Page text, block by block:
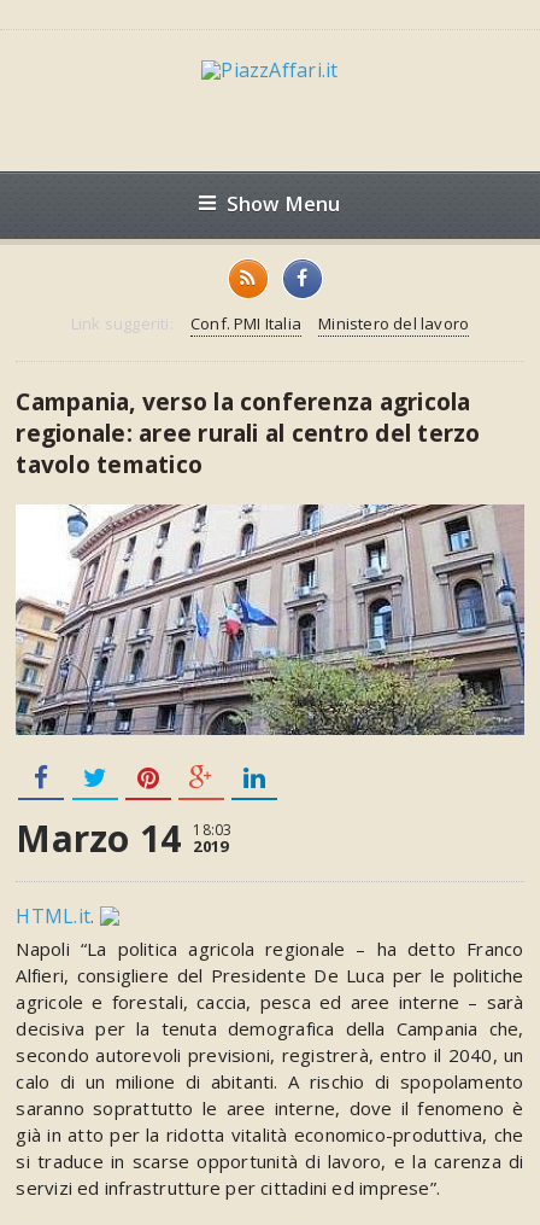
Show Menu
Link suggeriti: Conf. PMI Italia Ministero del lavoro
Campania, verso la conferenza agricola
regionale: aree rurali al centro del terzo
tavolo tematico
Marzo 14 18:03
2019
HTML.it.
Napoli “La politica agricola regionale – ha detto Franco
Alfieri, consigliere del Presidente De Luca per le politiche
agricole e forestali, caccia, pesca ed aree interne – sarà
decisiva per la tenuta demografica della Campania che,
secondo autorevoli previsioni, registrerà, entro il 2040, un
calo di un milione di abitanti. A rischio di spopolamento
saranno soprattutto le aree interne, dove il fenomeno è
già in atto per la ridotta vitalità economico-produttiva, che
si traduce in scarse opportunità di lavoro, e la carenza di
servizi ed infrastrutture per cittadini ed imprese”.